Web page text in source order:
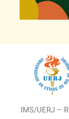
IMS/UERJ –